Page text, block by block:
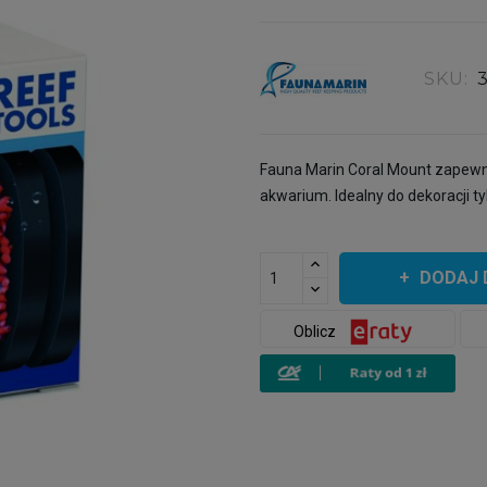
SKU:
Fauna Marin Coral Mount
akwarium. Idealny do dekoracji
DODAJ
Oblicz